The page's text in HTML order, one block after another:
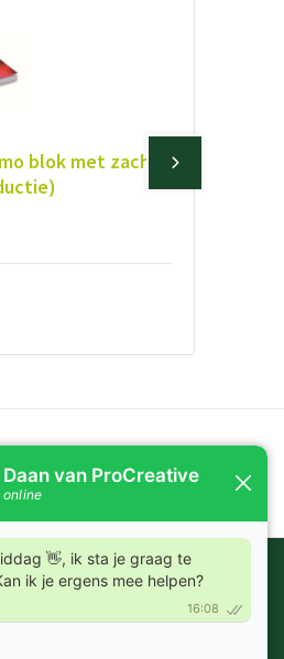
blok met zachte
Kennis in producten
onze nieuwsbrief en